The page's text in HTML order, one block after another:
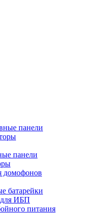
панели
панели
домофонов
батарейки
ИБП
питания